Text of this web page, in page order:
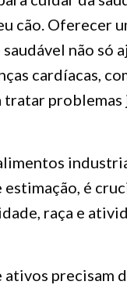
cão. Oferecer
não só
cardíacas,
tratar problemas
estimação, é
raça e
ativos precisam